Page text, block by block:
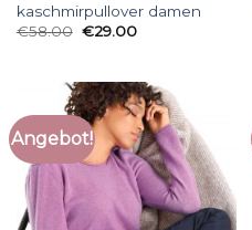
kaschmirpullover damen
€58.00 €29.00
Angebot!